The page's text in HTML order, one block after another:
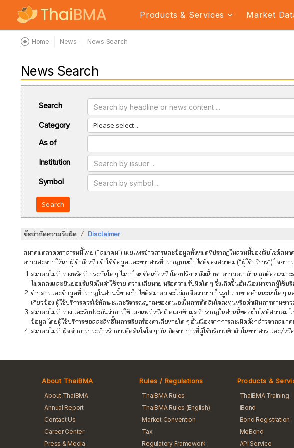
Products & Services Market
Home News News Search
News Search
Search
Category Please select ...
As of
Institution
Symbol
Search
ข้อจำกัดความรับผิด / Disclaimer
สมาคมตลาดตราสารหนี้ไทย (“สมาคม”) เผยแพร่ข่าวสารและข้อมูลทั้งหมดที่ปรากฏในส่วนนี้ของเว็บไซต์ส
ความสะดวกให้แก่ผู้เข้าถึงหรือเข้าใช้ข้อมูลและข่าวสารที่ปรากฏบนเว็บไซต์ของสมาคม (“ผู้ใช้บริการ”) โดย
สมาคมไม่รับรองหรือรับประกันใด ๆ ไม่ว่าโดยชัดแจ้งหรือโดยปริยายถึงเนื้อหา ความครบถ้วน ถูกต้องเห
ไม่ตกลงและยินยอมรับผิดในค่าใช้จ่าย ความเสียหาย หรือความรับผิดใด ๆ ซึ่งเกิดขึ้นอันเนื่องมาจากผู้ใช้
ข่าวสารและข้อมูลที่ปรากฏในส่วนนี้ของเว็บไซต์สมาคม จะไม่ถูกตีความว่าเป็นรูปแบบของคำแนะนำใด
เกี่ยวข้อง ผู้ใช้บริการควรใช้ทักษะและวิจารณญาณของตนเองในการตัดสินใจลงทุนหรือดำเนินการตามข่
สมาคมไม่รับรองและรับประกันว่าการใช้ เผยแพร่ หรือเปิดเผยข้อมูลที่ปรากฏในส่วนนี้ของเว็บไซต์สมา
ข้อมูล โดยผู้ใช้บริการขอสละสิทธิ์ในการเรียกร้องค่าเสียหายใด ๆ อันเนื่องจากการละเมิดดังกล่าวจากสมาค
สมาคมไม่รับผิดต่อการกระทำหรือการตัดสินใจใด ๆ อันเกิดจากการที่ผู้ใช้บริการเชื่อถือในข่าวสาร และ/ห
About ThaiBMA
About ThaiBMA
Annual Report
Contact Us
Career Center
Press & Media
Rules / Regulations
ThaiBMA Rules
ThaiBMA Rules (English)
Market Convention
Tax
Regulatory Framework
Products &
ThaiBMA Training
iBond
Bond Registration
MeBond
API Service